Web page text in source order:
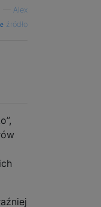
Alex
źródło